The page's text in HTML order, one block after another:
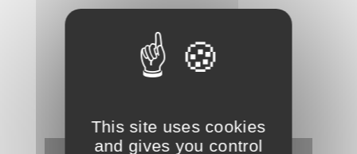
This site uses cookies
and gives you control